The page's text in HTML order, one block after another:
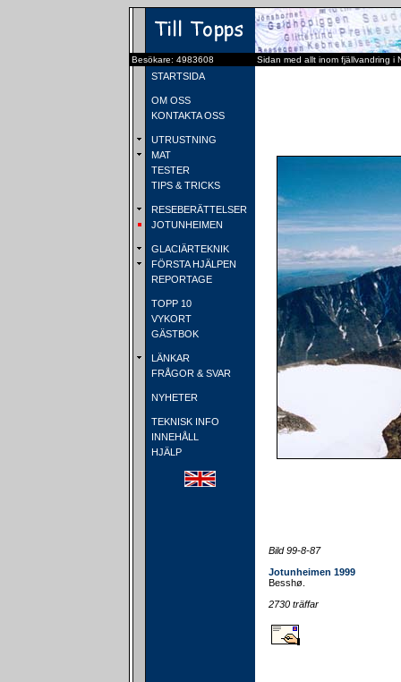
Besökare: 4983608 Sidan med allt inom fjällvandring i
STARTSIDA
OM OSS
KONTAKTA OSS
UTRUSTNING
MAT
TESTER
TIPS & TRICKS
RESEBERÄTTELSER
JOTUNHEIMEN
GLACIÄRTEKNIK
FÖRSTA HJÄLPEN
REPORTAGE
TOPP 10
VYKORT
GÄSTBOK
LÄNKAR
FRÅGOR & SVAR
NYHETER
TEKNISK INFO
INNEHÅLL
HJÄLP
Bild 99-8-87
Jotunheimen 1999
Besshø.
2730 träffar